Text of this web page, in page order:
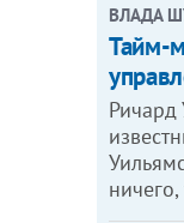
ВЛАДА
Тайм-
Ричард